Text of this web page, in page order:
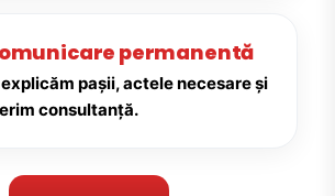
permanentă
pașii, actele necesare și
consultanță.